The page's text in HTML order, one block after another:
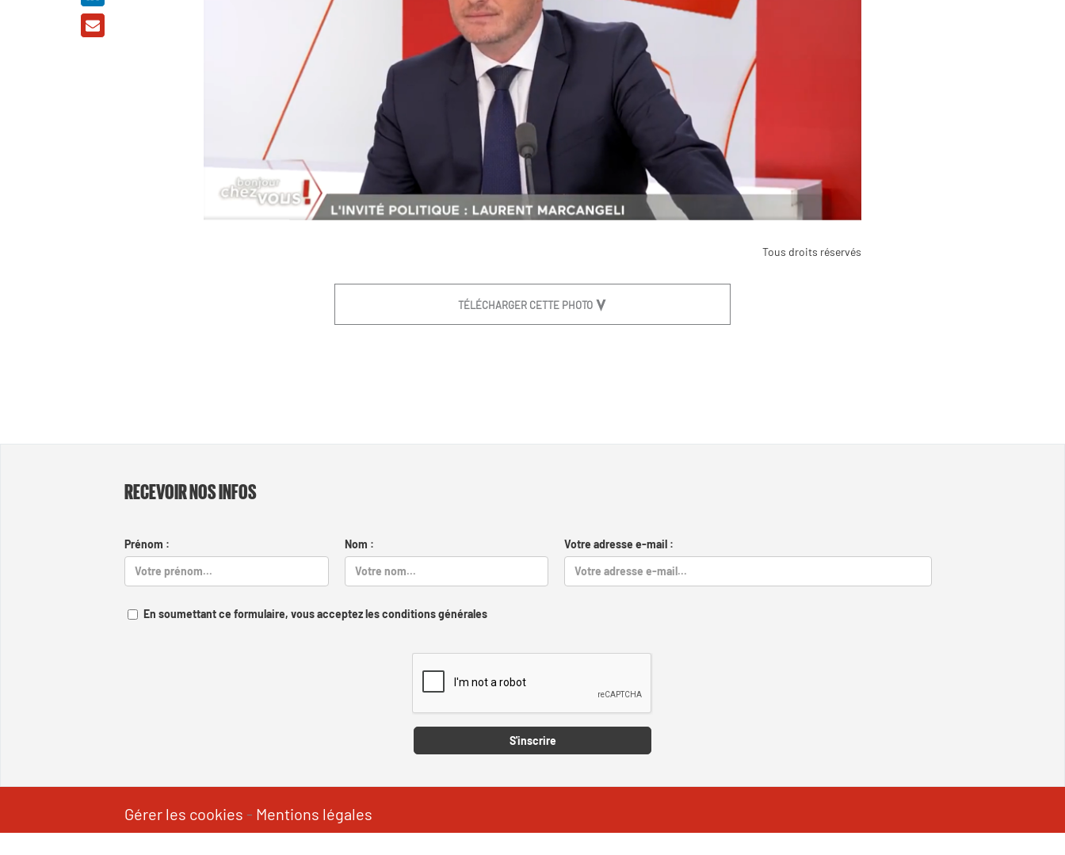
Tous droits réservés
TÉLÉCHARGER CETTE PHOTO
RECEVOIR NOS INFOS
Prénom : Nom : Votre adresse e-mail :
En soumettant ce formulaire, vous acceptez les conditions générales
S'inscrire
Gérer les cookies - Mentions légales